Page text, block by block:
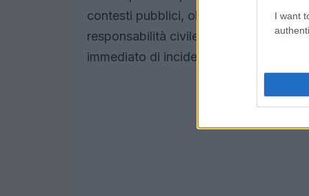
I want
contesti pubblici, oltre all’introduzione
responsabilità civile verso terzi.
immediato di incidenti e a favorire la